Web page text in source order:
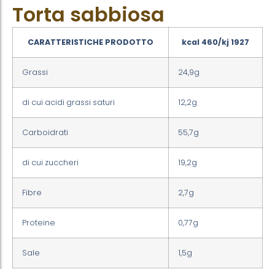
Torta sabbiosa
CARATTERISTICHE PRODOTTO kcal 460/kj 1927
Grassi 24,9g
di cui acidi grassi saturi 12,2g
Carboidrati 55,7g
di cui zuccheri 19,2g
Fibre 2,7g
Proteine 0,77g
Sale 1,5g